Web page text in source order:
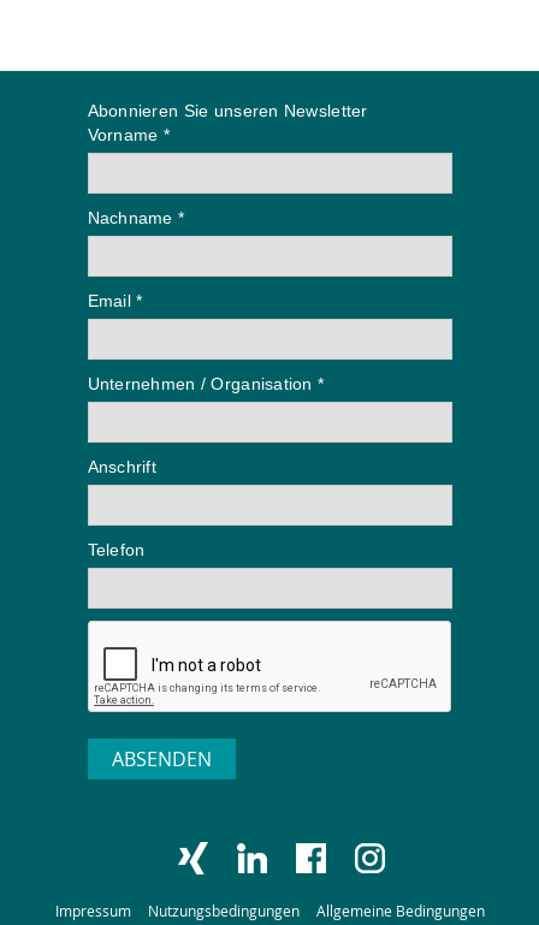
Abonnieren Sie unseren Newsletter
Vorname *
Nachname *
Email *
Unternehmen / Organisation *
Anschrift
Telefon
ABSENDEN
Impressum Nutzungsbedingungen
Allgemeine Bedingungen